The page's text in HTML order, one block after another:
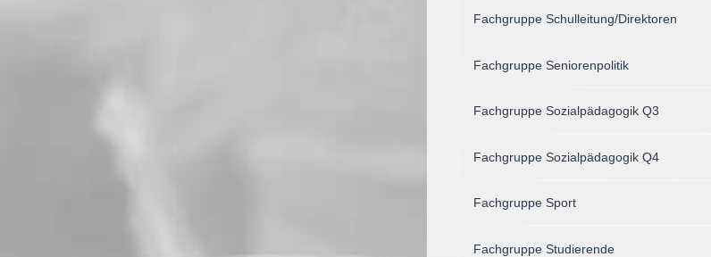
Fachgruppe Schulleitung/Direktoren
Fachgruppe Seniorenpolitik
Fachgruppe Sozialpädagogik Q3
Fachgruppe Sozialpädagogik Q4
Fachgruppe Sport
Fachgruppe Studierende